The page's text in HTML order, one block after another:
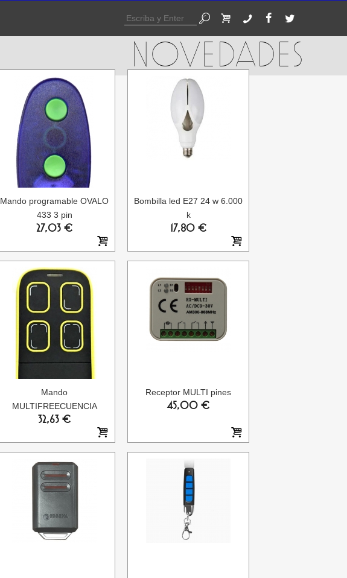
NOVEDADES
Mando programable OVALO
433 3 pin
27,03 €
Bombilla led E27 24 w 6.000
k
17,80 €
Mando
MULTIFREECUENCIA
32,63 €
Receptor MULTI pines
45,00 €